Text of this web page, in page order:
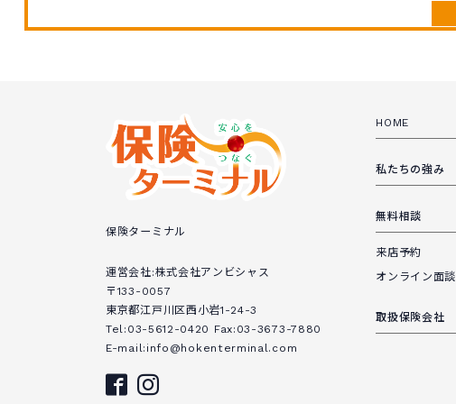
保険ターミナル
運営会社:株式会社アンビシャス
〒133-0057
東京都江戸川区西小岩1-24-3
Tel:03-5612-0420 Fax:03-3673-7880
E-mail:info@hokenterminal.com
HOME
私たちの強み
無料相談
来店予約
オンライン面談
取扱保険会社